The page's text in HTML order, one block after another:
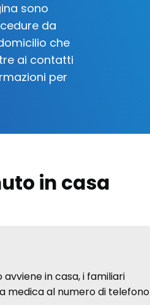
sono
da
che
ai contatti
per
in casa
avviene in casa, i familiari
medica al numero di telefono